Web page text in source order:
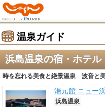
温泉ガイド
浜島温泉の宿・ホテル
時を忘れる美食と絶景温泉 波音と
湯元館 ニュー
浜島温泉